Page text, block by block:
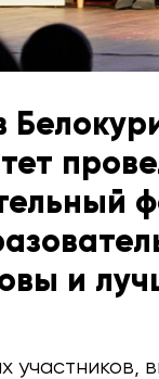
и
участников,